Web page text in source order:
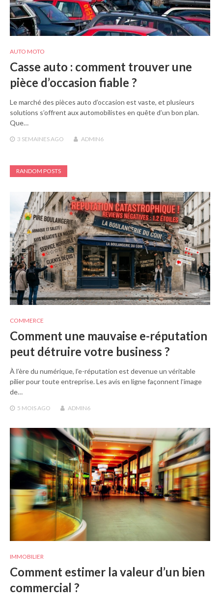
AUTO MOTO
Casse auto : comment trouver une
pièce d’occasion fiable ?
Le marché des pièces auto d’occasion est vaste, et plusieurs
solutions s’offrent aux automobilistes en quête d’un bon plan.
Que…
3 SEMAINES AGO ADMIN6
RANDOM POSTS
COMMERCE
Comment une mauvaise e-réputation
peut détruire votre business ?
À l’ère du numérique, l’e-réputation est devenue un véritable
pilier pour toute entreprise. Les avis en ligne façonnent l’image
de…
5 MOIS AGO ADMIN6
IMMOBILIER
Comment estimer la valeur d’un bien
commercial ?